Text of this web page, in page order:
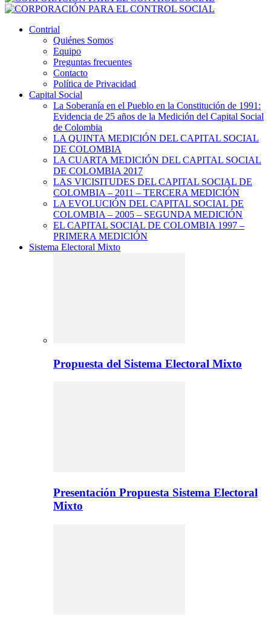
Contrial
Quiénes Somos
Equipo
Preguntas frecuentes
Contacto
Política de Privacidad
Capital Social
La Soberanía en el Pueblo en la Constitución de 1991:
Evidencia de 25 años de la Medición del Capital Social
de Colombia
LA QUINTA MEDICIÓN DEL CAPITAL SOCIAL
DE COLOMBIA
LA CUARTA MEDICIÓN DEL CAPITAL SOCIAL
DE COLOMBIA 2017
LAS VICISITUDES DEL CAPITAL SOCIAL DE
COLOMBIA – 2011 – TERCERA MEDICIÓN
LA EVOLUCIÓN DEL CAPITAL SOCIAL DE
COLOMBIA – 2005 – SEGUNDA MEDICIÓN
EL CAPITAL SOCIAL DE COLOMBIA 1997 –
PRIMERA MEDICIÓN
Sistema Electoral Mixto
Propuesta del Sistema Electoral Mixto
Presentación Propuesta Sistema Electoral
Mixto